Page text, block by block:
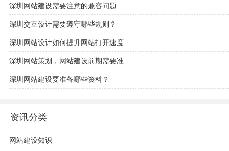
深圳网站建设需要注意的兼容问题
深圳交互设计需要遵守哪些规则？
深圳网站设计如何提升网站打开速度...
深圳网站策划，网站建设前期需要准...
深圳网站建设要准备哪些资料？
资讯分类
网站建设知识